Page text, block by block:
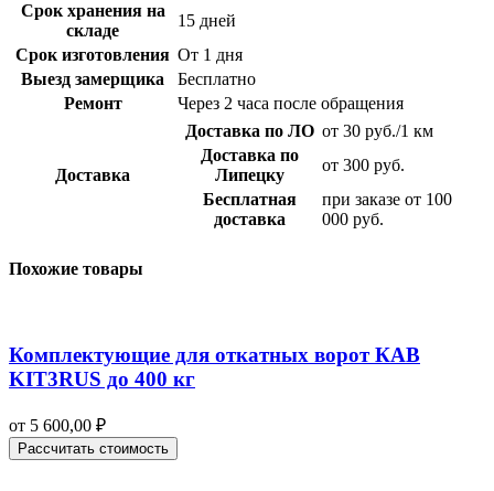
Срок хранения на
складе
15 дней
Срок изготовления От 1 дня
Выезд замерщика
Бесплатно
Ремонт
Через 2 часа после обращения
Доставка
Доставка по ЛО от 30 руб./1 км
Доставка по
Липецку
от 300 руб.
Бесплатная
доставка
при заказе от 100
000 руб.
Похожие товары
Комплектующие для откатных ворот КАВ
KIT3RUS до 400 кг
от 5 600,00 ₽
Рассчитать стоимость